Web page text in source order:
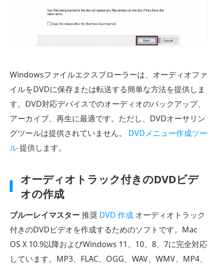
Windowsファイルエクスプローラーは、オーディオファ
イルをDVDに保存または転送する簡単な方法を提供しま
す。DVD対応デバイスでのオーディオのバックアップ、
アーカイブ、再生に最適です。ただし、DVDオーサリン
グツールは提供されていません。 DVDメニュー作成ツー
ル提供します。
オーディオトラック付きのDVDビデ
オの作成
ブルーレイマスター推奨 DVD 作成 オーディオトラック
付きのDVDビデオを作成するためのソフトです。Mac
OS X 10.9以降およびWindows 11、10、8、7に完全対応
しています。MP3、FLAC、OGG、WAV、WMV、MP4、